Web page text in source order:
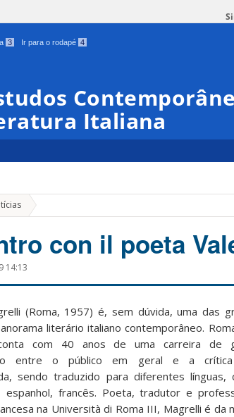
3 Ir para o rodapé 4
Italiana
con il poeta
14:13
(Roma, 1957) é, sem dúvida, uma das
literário italiano contemporâneo.
com 40 anos de uma carreira de
entre o público em geral e a
sendo traduzido para diferentes línguas,
espanhol, francês. Poeta, tradutor e
na Università di Roma III, Magrelli é da